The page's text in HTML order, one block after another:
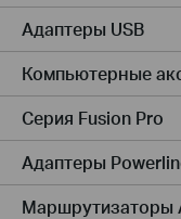
Адаптеры USB
Компьютерные
Серия Fusion Pro
Адаптеры
Маршрутизаторы